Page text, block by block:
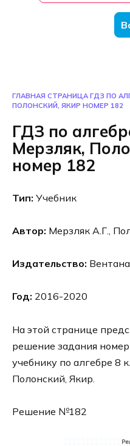
ГЛАВНАЯ СТРАНИЦА ГДЗ ПО
ПОЛОНСКИЙ, ЯКИР НОМЕР 182
ГДЗ по
Мерзляк,
номер 182
Тип: Учебник
Автор: Мерзляк А.Г.,
Издательство:
Год: 2016-2020
На этой странице
решение задания
учебнику по алгебре 8
Полонский, Якир.
Решение №182